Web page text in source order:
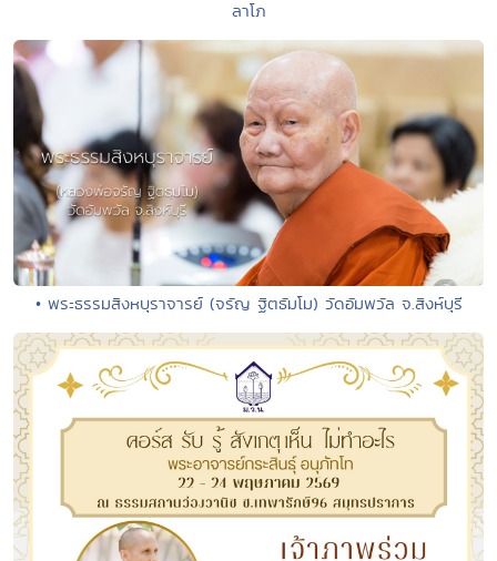
ลาโภ
• พระธรรมสิงหบุราจารย์ (จรัญ ฐิตธัมโม) วัดอัมพวัล จ.สิงห์บุรี